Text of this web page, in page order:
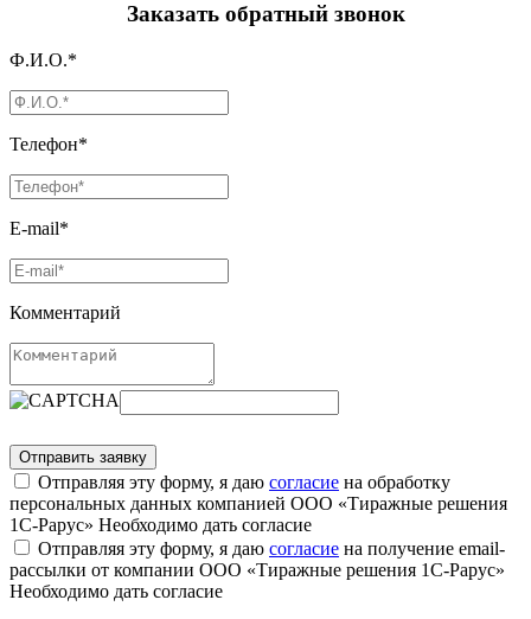
Заказать обратный звонок
Ф.И.О.*
Телефон*
E-mail*
Комментарий
Отправляя эту форму, я даю согласие на обработку
персональных данных компанией ООО «Тиражные решения
1С-Рарус» Необходимо дать согласие
Отправляя эту форму, я даю согласие на получение email-
рассылки от компании ООО «Тиражные решения 1С-Рарус»
Необходимо дать согласие